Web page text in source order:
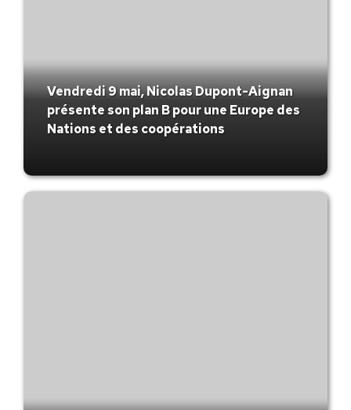
Vendredi 9 mai, Nicolas Dupont-Aignan
présente son plan B pour une Europe des
Nations et des coopérations